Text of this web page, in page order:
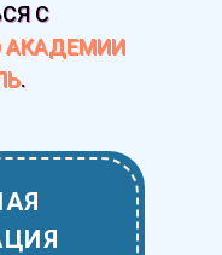
С
АКАДЕМИИ
.
С
АКАДЕМИИ
.